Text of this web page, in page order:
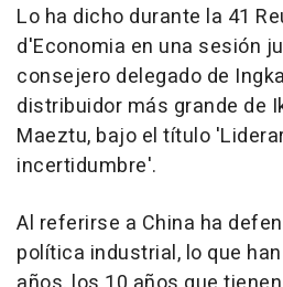
Lo ha dicho durante la 41
d'Economia en una sesión
consejero delegado de
distribuidor más grande de
Maeztu, bajo el título
incertidumbre'.
Al referirse a China ha
política industrial, lo que